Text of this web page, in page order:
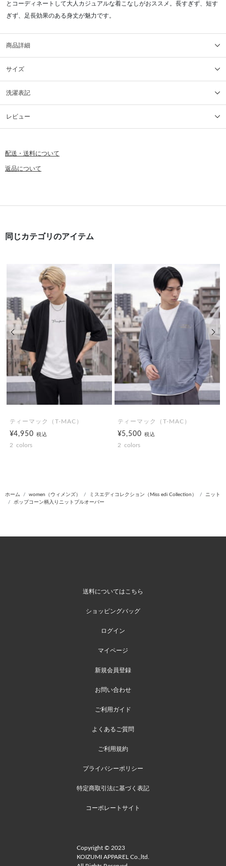
とコーディネートして大人カジュアルな着こなしがおススメ。長すぎず、短す
ぎず、足長効果のある身丈が魅力です。
商品詳細
サイズ
洗濯表記
レビュー
配送・送料について
返品について
同じカテゴリのアイテム
ティーマック（T-MAC）
¥4,950税込
2 colors
ティーマック（T-MAC）
¥5,500税込
2 colors
前の画像 次
ホーム women（ウィメンズ） ミスエディコレクション（Miss edi Collection）
ニット
ポップコーン柄入りニットプルオーバー
送料についてはこちら
ショッピングバッグ
ログイン
マイページ
新規会員登録
お問い合わせ
ご利用ガイド
よくあるご質問
ご利用規約
プライバシーポリシー
特定商取引法に基づく表記
コーポレートサイト
Copyright © 2023
KOIZUMI APPAREL Co.,ltd.